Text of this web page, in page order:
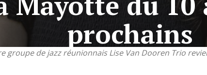
groupe de jazz réunionnais Lise Van Dooren Trio
prochains